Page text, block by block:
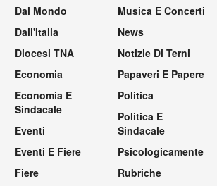
Dal Mondo
Dall'Italia
Diocesi TNA
Economia
Economia E
Sindacale
Eventi
Eventi E Fiere
Fiere
Musica E Concerti
News
Notizie Di Terni
Papaveri E Papere
Politica
Politica E
Sindacale
Psicologicamente
Rubriche